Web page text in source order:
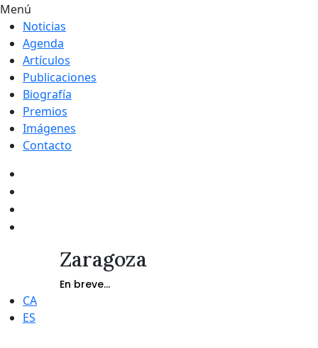
Menú
Noticias
Agenda
Artículos
Publicaciones
Biografía
Premios
Imágenes
Contacto
Zaragoza
En breve...
CA
ES